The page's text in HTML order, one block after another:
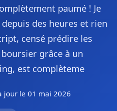
paumé ! Je
des heures et rien
censé prédire les
grâce à un
est complèteme
jour le 01 mai 2026